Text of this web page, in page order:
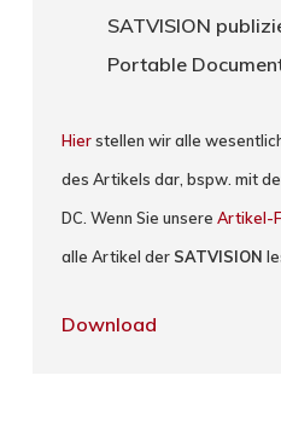
SATVISION
Portable
Hierstellen wir alle
des Artikels dar, bspw. mit
DC. Wenn Sie unsereArtikel-
alle Artikel der SATVISION
Download